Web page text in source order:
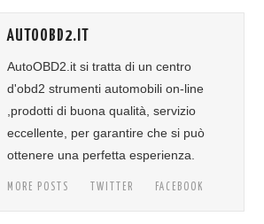
AUTOOBD2.IT
AutoOBD2.it si tratta di un centro
d'obd2 strumenti automobili on-line
,prodotti di buona qualità, servizio
eccellente, per garantire che si può
ottenere una perfetta esperienza.
MORE POSTS TWITTER FACEBOOK